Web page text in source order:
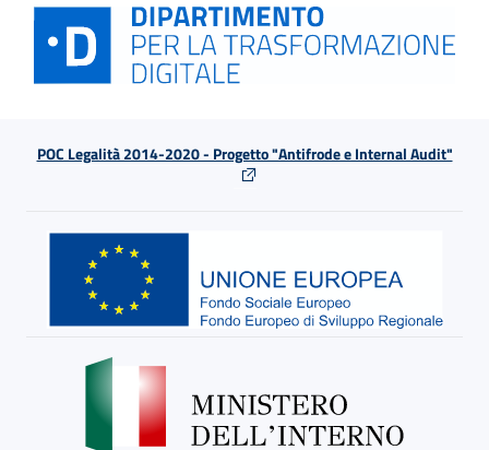
POC Legalità 2014-2020 - Progetto "Antifrode e Internal Audit"